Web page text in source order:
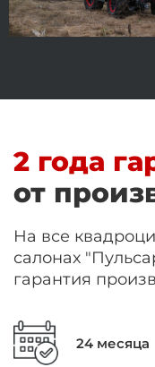
2 года
от
На все
салонах
гарантия
24 месяца